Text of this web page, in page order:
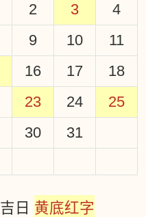
2 3
4
9 10
11
16 17
18
23 24
25
30 31
日 黄底红字